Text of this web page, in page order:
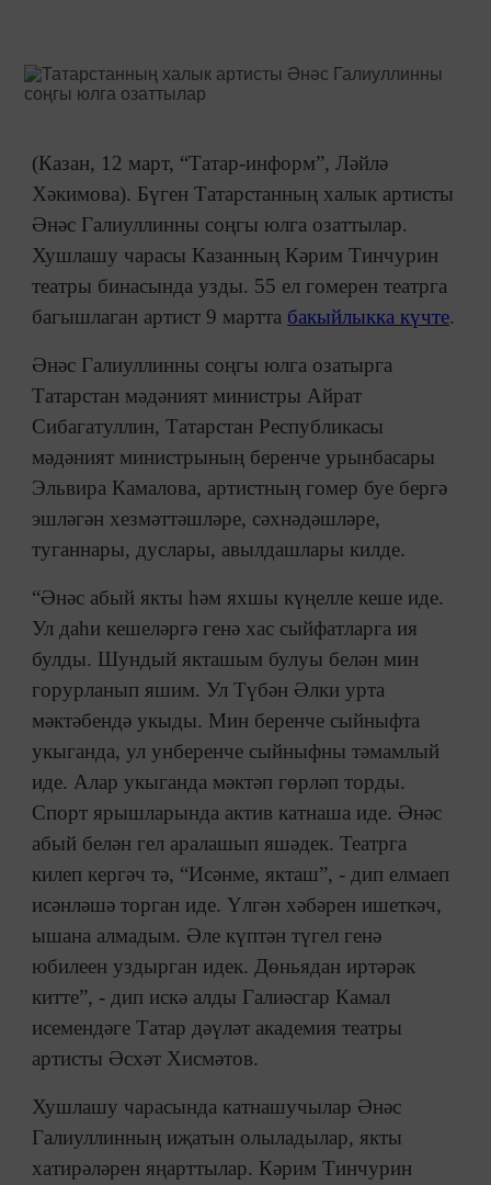
(Казан, 12 март, “Татар-информ”, Ләйлә
Хәкимова). Бүген Татарстанның халык артисты
Әнәс Галиуллинны соңгы юлга озаттылар.
Хушлашу чарасы Казанның Кәрим Тинчурин
театры бинасында узды. 55 ел гомерен театрга
багышлаган артист 9 мартта бакыйлыкка күчте.
Әнәс Галиуллинны соңгы юлга озатырга
Татарстан мәдәният министры Айрат
Сибагатуллин, Татарстан Республикасы
мәдәният министрының беренче урынбасары
Эльвира Камалова, артистның гомер буе бергә
эшләгән хезмәттәшләре, сәхнәдәшләре,
туганнары, дуслары, авылдашлары килде.
“Әнәс абый якты һәм яхшы күңелле кеше иде.
Ул даһи кешеләргә генә хас сыйфатларга ия
булды. Шундый якташым булуы белән мин
горурланып яшим. Ул Түбән Әлки урта
мәктәбендә укыды. Мин беренче сыйныфта
укыганда, ул унберенче сыйныфны тәмамлый
иде. Алар укыганда мәктәп гөрләп торды.
Спорт ярышларында актив катнаша иде. Әнәс
абый белән гел аралашып яшәдек. Театрга
килеп кергәч тә, “Исәнме, якташ”, - дип елмаеп
исәнләшә торган иде. Үлгән хәбәрен ишеткәч,
ышана алмадым. Әле күптән түгел генә
юбилеен уздырган идек. Дөньядан иртәрәк
китте”, - дип искә алды Галиәсгар Камал
исемендәге Татар дәүләт академия театры
артисты Әсхәт Хисмәтов.
Хушлашу чарасында катнашучылар Әнәс
Галиуллинның иҗатын олыладылар, якты
хатирәләрен яңарттылар. Кәрим Тинчурин